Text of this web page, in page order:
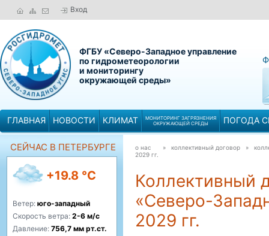
Вход
ФГБУ «Северо-Западное управление
по гидрометеорологии
и мониторингу
окружающей среды»
ГЛАВНАЯ НОВОСТИ КЛИМАТ
МОНИТОРИНГ ЗАГРЯЗНЕНИЯ
ОКРУЖАЮЩЕЙ СРЕДЫ
ПОГОДА
СЕЙЧАС В ПЕТЕРБУРГЕ
+19.8 °C
Ветер: юго-западный
Скорость ветра: 2-6 м/с
Давление: 756,7 мм рт.ст.
о нас » коллективный договор »
2029 гг.
Коллективный
«Северо-
2029 гг.